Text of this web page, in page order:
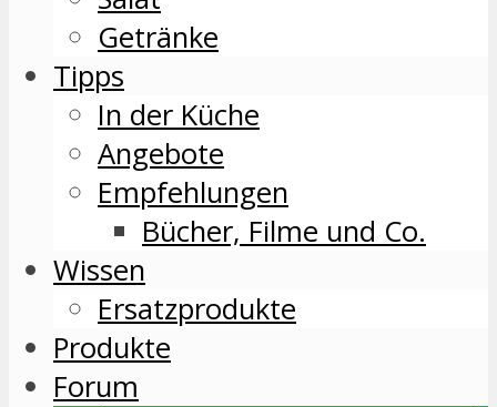
Getränke
Tipps
In der Küche
Angebote
Empfehlungen
Bücher, Filme und Co.
Wissen
Ersatzprodukte
Produkte
Forum